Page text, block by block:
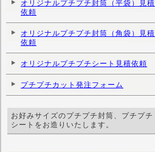
オリジナルプチプチ封筒（平袋）見積
依頼
オリジナルプチプチ封筒（角袋）見積
依頼
オリジナルプチプチシート見積依頼
プチプチカット発注フォーム
お好みサイズのプチプチ封筒、プチプチ
シートをお造りいたします。